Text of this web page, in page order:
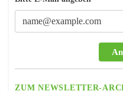
ZUM NEWSLETTER-